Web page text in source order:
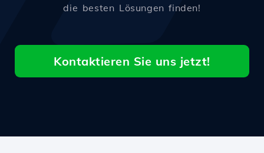
die besten Lösungen finden!
Kontaktieren Sie uns jetzt!